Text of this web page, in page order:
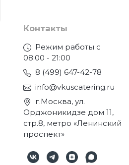
Контакты
Режим работы с
08:00 - 21:00
8 (499) 647-42-78
info@vkuscatering.ru
г.Москва, ул.
Орджоникидзе дом 11,
стр.8, метро «Ленинский
проспект»